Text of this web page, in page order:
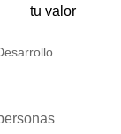
tu valor